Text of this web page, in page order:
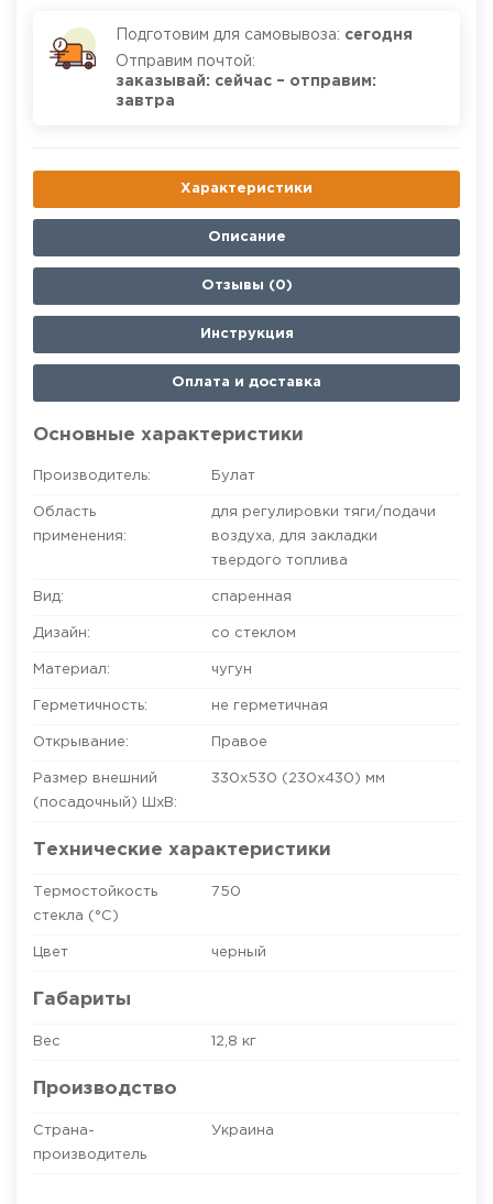
Подготовим для самовывоза: сегодня
Отправим почтой:
заказывай: сейчас – отправим:
завтра
Характеристики
Описание
Отзывы (0)
Инструкция
Оплата и доставка
Основные характеристики
Производитель: Булат
Область
применения:
для регулировки тяги/подачи
воздуха
для закладки
твердого топлива
Вид: спаренная
Дизайн: со стеклом
Материал: чугун
Герметичность: не герметичная
Открывание: Правое
Размер внешний
(посадочный) ШхВ:
330x530 (230x430) мм
Технические характеристики
Термостойкость
стекла (°C)
750
Цвет черный
Габариты
Вес 12,8 кг
Производство
Страна-
производитель
Украина